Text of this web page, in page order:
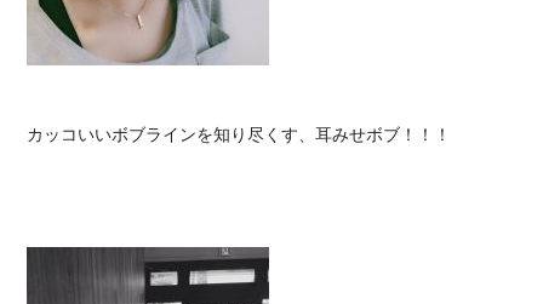
カッコいいボブラインを知り尽くす、耳みせボブ！！！